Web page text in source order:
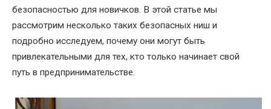
безопасностью для новичков. В этой статье мы
рассмотрим несколько таких безопасных ниш и
подробно исследуем, почему они могут быть
привлекательными для тех, кто только начинает свой
путь в предпринимательстве.